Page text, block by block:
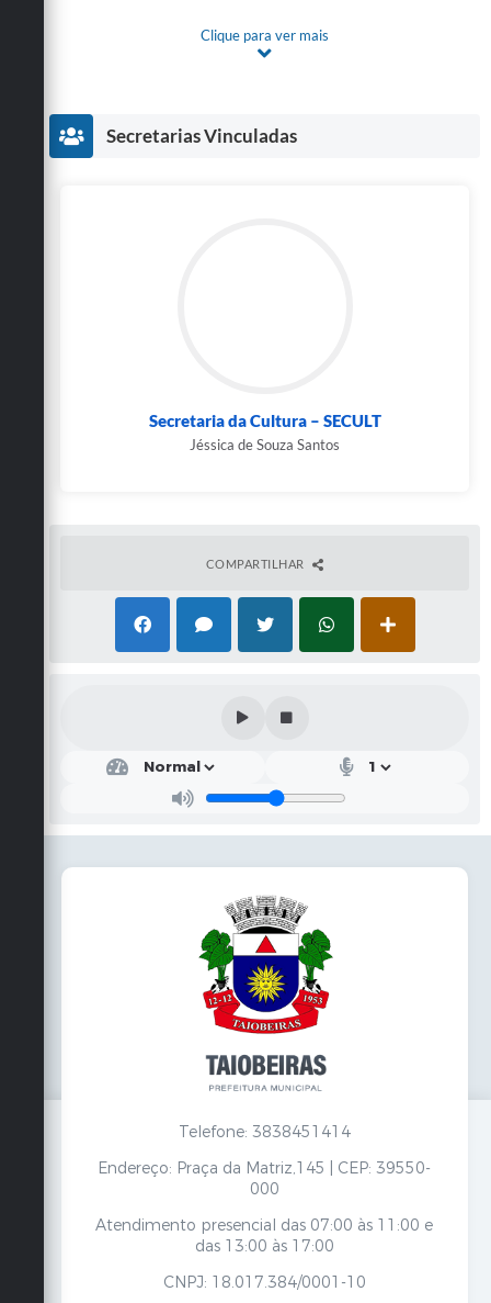
Clique para ver mais
Secretarias Vinculadas
Secretaria da Cultura – SECULT
Jéssica de Souza Santos
COMPARTILHAR
Telefone: 3838451414
Endereço: Praça da Matriz,145 | CEP: 39550-
000
Atendimento presencial das 07:00 às 11:00 e
das 13:00 às 17:00
CNPJ: 18.017.384/0001-10